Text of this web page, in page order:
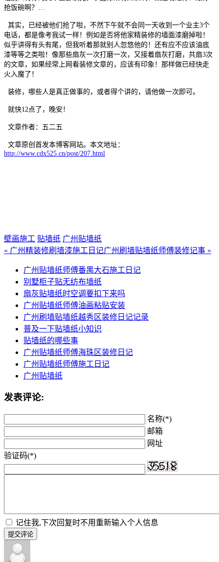
抢饭碗啊？…
其实，已经被他们抢了啦，不然下午就不会同一天收到一个业主3个
电话，都是像考我试一样！例如是否将他家精装修的墙面漆磨掉啦！
似乎讲得有头有尾，但我听着那就别人忽悠他的！还有应不应该油底
漆等等之类啦！像那些扇灰一次打磨一次，又接着扇灰打磨，共扇3次
的文章，如果经常上网看装修文章的，应该有印象！那样做已经快走
火入魔了！
装修，哪些人是真正做事的，或者得个讲的，请他做一次即可。
就快12点了，晚安！
文章作者：五二五
文章原创首发本博客网站。本文地址：
http://www.cdx525.cn/post/207.html
壁画施工 贴墙纸 广州贴墙纸
« 广州精装修刷墙漆施工日记广州刷墙贴墙纸师傅装修记事 »
广州贴墙纸师傅番禺大石施工日记
​别墅柜子贴无纺布墙纸
扇灰贴墙纸时空调要扣下来吗
广州贴墙纸师傅油画粘贴安装
广州刷墙贴墙纸越秀区装修日记记录
普及一下贴墙纸小知识
贴墙纸的哪些事
广州贴墙纸师傅海珠区装修日记
广州贴墙纸师傅施工日记
广州贴墙纸
发表评论:
名称(*)
邮箱
网址
验证码(*)
记住我,下次回复时不用重新输入个人信息
提交评论